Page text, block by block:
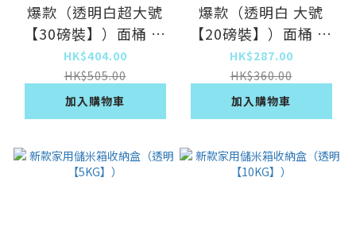
爆款（透明白超大號
【30磅裝】）面桶 米
桶 儲存容器麵粉桶
HK$404.00
HK$505.00
加入購物車
爆款（透明白 大號
【20磅裝】）面桶 米
桶 儲存容器麵粉桶
HK$287.00
HK$360.00
加入購物車